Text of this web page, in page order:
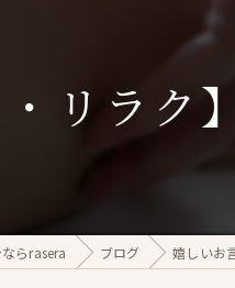
フェイシャル
痩身
リラク】
らrasera ブログ 嬉しいお